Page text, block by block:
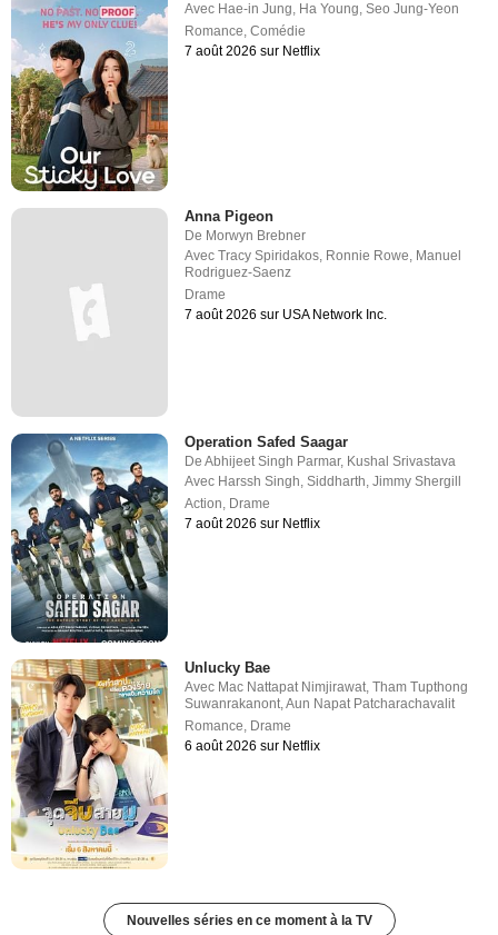
Avec Hae-in Jung, Ha Young,Seo Jung-Yeon
Romance,Comédie
7 août 2026 sur Netflix
Anna Pigeon
De Morwyn Brebner
AvecTracy Spiridakos Ronnie Rowe Manuel
Rodriguez-Saenz
Drame
7 août 2026 sur USA Network Inc.
Operation Safed Saagar
DeAbhijeet Singh Parmar, Kushal Srivastava
Avec Harssh Singh,Siddharth,Jimmy Shergill
Action, Drame
7 août 2026 sur Netflix
Unlucky Bae
Avec Mac Nattapat Nimjirawat,Tham Tupthong
Suwanrakanont,Aun Napat Patcharachavalit
Romance, Drame
6 août 2026 sur Netflix
Nouvelles séries en ce moment à la TV